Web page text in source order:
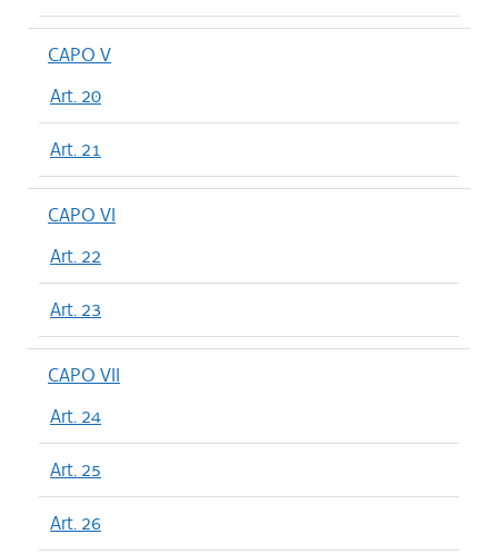
CAPO V
Art. 20
Art. 21
CAPO VI
Art. 22
Art. 23
CAPO VII
Art. 24
Art. 25
Art. 26